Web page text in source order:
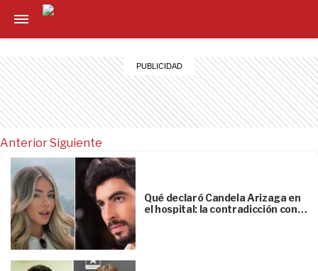
Anterior
Qué declaró Candela Arizaga en
el hospital: la contradicción con…
Siguiente